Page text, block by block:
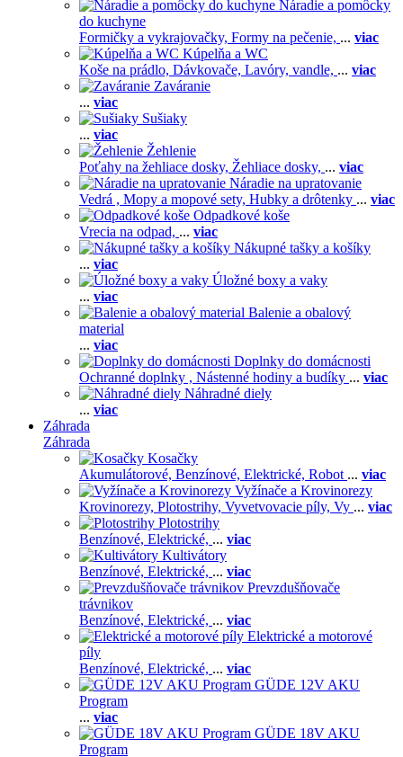
Náradie a pomôcky
do kuchyne
Formičky a vykrajovačky, Formy na pečenie, ... viac
Kúpelňa a WC
Koše na prádlo, Dávkovače, Lavóry, vandle, ... viac
Zaváranie
... viac
Sušiaky
... viac
Žehlenie
Poťahy na žehliace dosky, Žehliace dosky, ... viac
Náradie na upratovanie
Vedrá , Mopy a mopové sety, Hubky a drôtenky ... viac
Odpadkové koše
Vrecia na odpad, ... viac
Nákupné tašky a košíky
... viac
Úložné boxy a vaky
... viac
Balenie a obalový
material
... viac
Doplnky do domácnosti
Ochranné doplnky , Nástenné hodiny a budíky ... viac
Náhradné diely
... viac
Záhrada
Záhrada
Kosačky
Akumulátorové, Benzínové, Elektrické, Robot ... viac
Vyžínače a Krovinorezy
Krovinorezy, Plotostrihy, Vyvetvovacie píly, Vy ... viac
Plotostrihy
Benzínové, Elektrické, ... viac
Kultivátory
Benzínové, Elektrické, ... viac
Prevzdušňovače
trávnikov
Benzínové, Elektrické, ... viac
Elektrické a motorové
píly
Benzínové, Elektrické, ... viac
GÜDE 12V AKU
Program
... viac
GÜDE 18V AKU
Program